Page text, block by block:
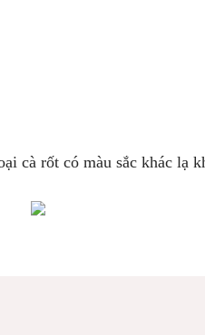
cà rốt có màu sắc khác lạ